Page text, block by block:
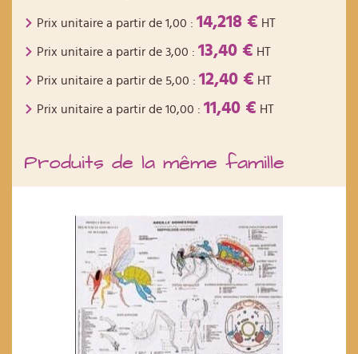
Prix unitaire a partir de 1,00 : 14,218 € HT
Prix unitaire a partir de 3,00 : 13,40 € HT
Prix unitaire a partir de 5,00 : 12,40 € HT
Prix unitaire a partir de 10,00 : 11,40 € HT
Produits de la même famille